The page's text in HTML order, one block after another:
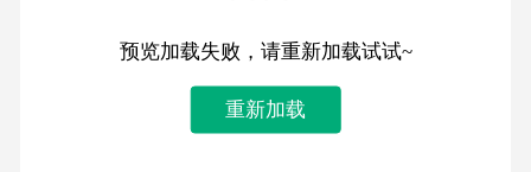
预览加载失败，请重新加载试试~
重新加载